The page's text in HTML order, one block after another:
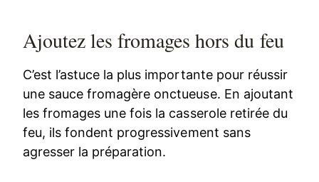
Ajoutez les fromages hors du feu
C’est l’astuce la plus importante pour réussir
une sauce fromagère onctueuse. En ajoutant
les fromages une fois la casserole retirée du
feu, ils fondent progressivement sans
agresser la préparation.